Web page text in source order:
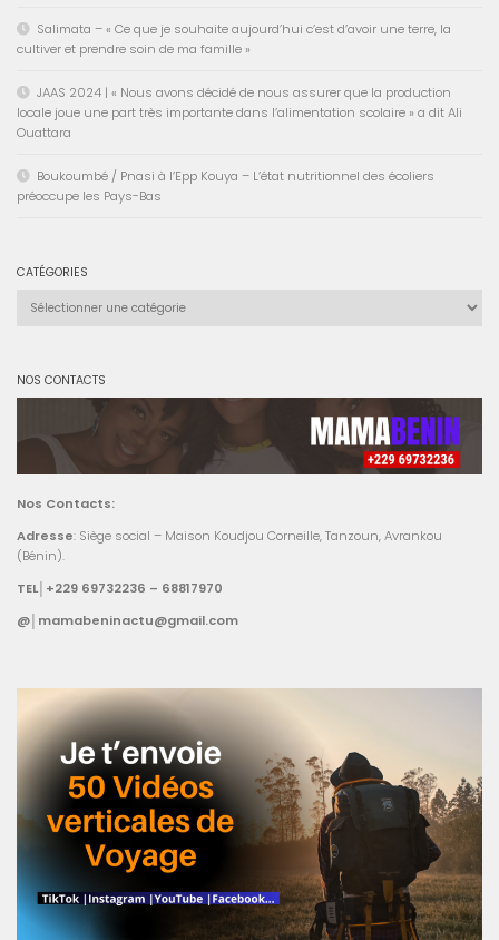
Salimata – « Ce que je souhaite aujourd’hui c’est d’avoir une terre, la
cultiver et prendre soin de ma famille »
JAAS 2024 | « Nous avons décidé de nous assurer que la production
locale joue une part très importante dans l’alimentation scolaire » a dit Ali
Ouattara
Boukoumbé / Pnasi à l’Epp Kouya – L’état nutritionnel des écoliers
préoccupe les Pays-Bas
CATÉGORIES
NOS CONTACTS
Nos Contacts:
Adresse: Siège social – Maison Koudjou Corneille, Tanzoun, Avrankou
(Bénin).
TEL│+229 69732236 – 68817970
@│mamabeninactu@gmail.com